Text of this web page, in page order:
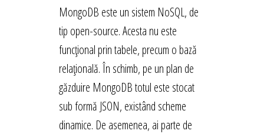
MongoDB este un sistem NoSQL, de
tip open-source. Acesta nu este
funcțional prin tabele, precum o bază
relațională. În schimb, pe un plan de
găzduire MongoDB totul este stocat
sub formă JSON, existând scheme
dinamice. De asemenea, ai parte de